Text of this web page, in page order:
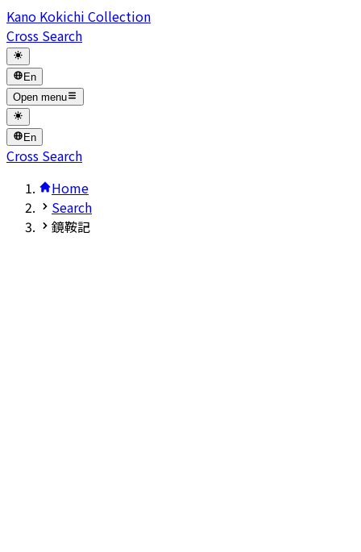
Kano Kokichi Collection
Cross Search
En
Open menu
En
Cross Search
Home
Search
鏡鞍記